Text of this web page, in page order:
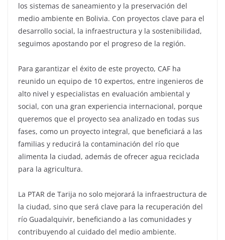
los sistemas de saneamiento y la preservación del
medio ambiente en Bolivia. Con proyectos clave para el
desarrollo social, la infraestructura y la sostenibilidad,
seguimos apostando por el progreso de la región.
Para garantizar el éxito de este proyecto, CAF ha
reunido un equipo de 10 expertos, entre ingenieros de
alto nivel y especialistas en evaluación ambiental y
social, con una gran experiencia internacional, porque
queremos que el proyecto sea analizado en todas sus
fases, como un proyecto integral, que beneficiará a las
familias y reducirá la contaminación del río que
alimenta la ciudad, además de ofrecer agua reciclada
para la agricultura.
La PTAR de Tarija no solo mejorará la infraestructura de
la ciudad, sino que será clave para la recuperación del
río Guadalquivir, beneficiando a las comunidades y
contribuyendo al cuidado del medio ambiente.